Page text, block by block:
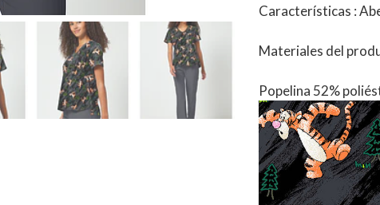
Características :
Materiales del
Popelina 52%